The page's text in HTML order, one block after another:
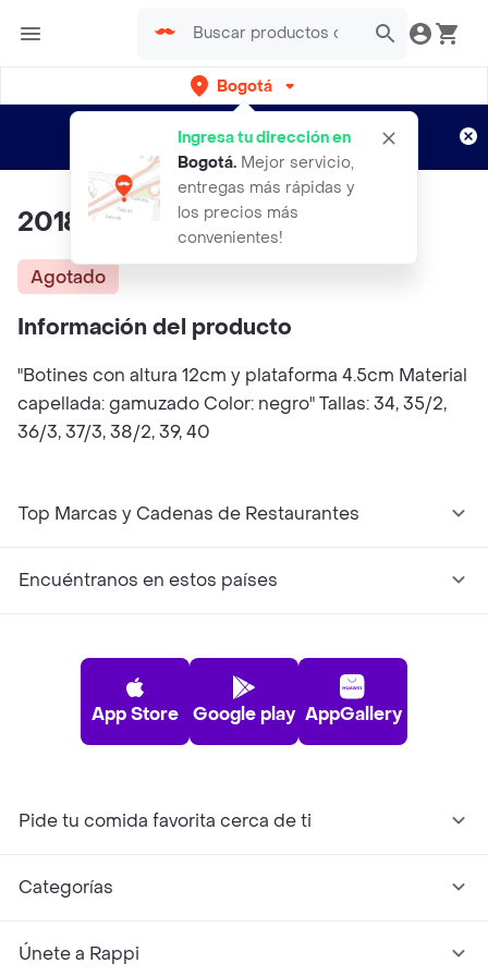
Bogotá
Ingresa tu dirección en
Bogotá. Mejor servicio,
entregas más rápidas y
los precios más
convenientes!
envíos gratis por semanas
Aplican TyC
2018
Agotado
Información del producto
"Botines con altura 12cm y plataforma 4.5cm Material
capellada: gamuzado Color: negro" Tallas: 34, 35/2,
36/3, 37/3, 38/2, 39, 40
Top Marcas y Cadenas de Restaurantes
Encuéntranos en estos países
App Store Google play AppGallery
Pide tu comida favorita cerca de ti
Categorías
Únete a Rappi